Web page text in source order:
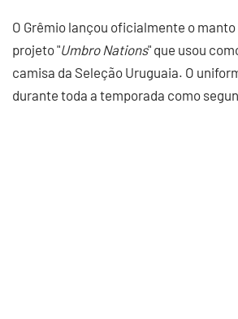
O Grêmio lançou oficialmente o manto
projeto "Umbro Nations" que usou
camisa da Seleção Uruguaia. O
durante toda a temporada como